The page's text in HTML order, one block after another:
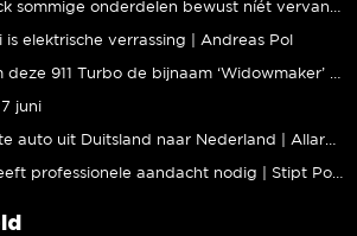
BMW M5: waarom Rick sommige onderdelen bewust níét vervangt | Stipt Polish Point
is elektrische verrassing | Andreas Pol
Porsche 930: waarom deze 911 Turbo de bijnaam ‘Widowmaker’ kreeg | Gallery Aaldering
juni
Zo komt een gebruikte auto uit Duitsland naar Nederland | Allard Kalff
Porsche 911 Cabrio heeft professionele aandacht nodig | Stipt Polish Point